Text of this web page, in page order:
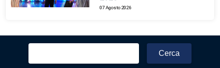
07 Agosto 2026
Ricerca